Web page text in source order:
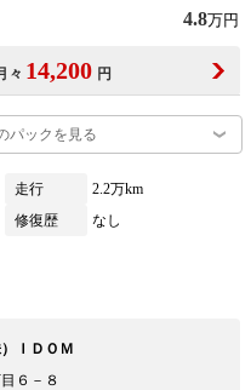
4.8万円
々 14,200 円
パックを見る
走行
2.2万km
修復歴
なし
）ＩＤＯＭ
６－８